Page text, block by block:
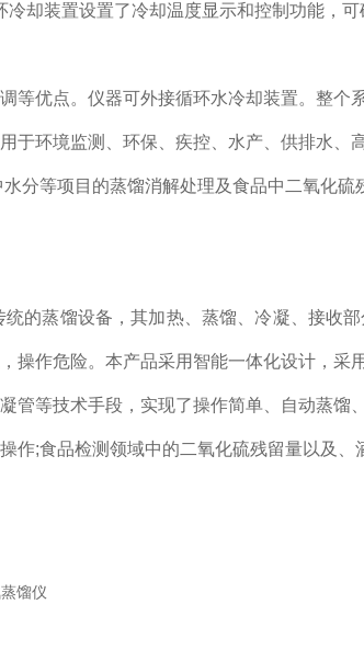
却装置设置了冷却温度显示和控制功能，
点。仪器可外接循环水冷却装置。整个
环境监测、环保、疾控、水产、供排水、
分等项目的蒸馏消解处理及食品中二氧化硫
蒸馏设备，其加热、蒸馏、冷凝、接收部
操作危险。本产品采用智能一体化设计，采
等技术手段，实现了操作简单、自动蒸馏
;食品检测领域中的二氧化硫残留量以及、